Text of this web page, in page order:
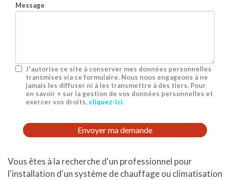
Message
J'autorise ce site à conserver mes données personnelles
transmises via ce formulaire. Nous nous engageons à ne
jamais les diffuser ni à les transmettre à des tiers. Pour
en savoir + sur la gestion de vos données personnelles et
exercer vos droits, cliquez-ici.
RGPD
Envoyer ma demande
Vous êtes à la recherche d'un professionnel pour
l'installation d'un système de chauffage ou climatisation